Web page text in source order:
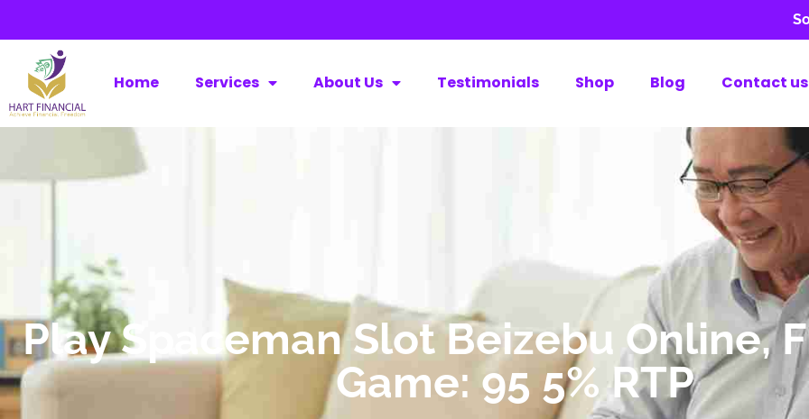
Home Services About Us Testimonials Shop Blog Contact us
Play Spaceman Slot Beizebu Online,
Game: 95 5% RTP